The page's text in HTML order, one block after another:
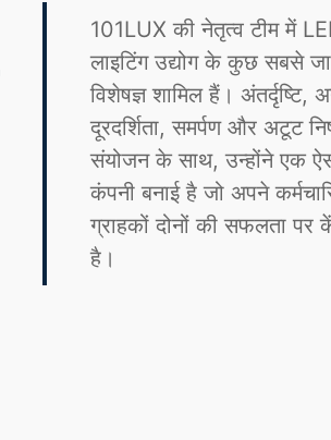
101LUX की नेतृत्व टीम में
लाइटिंग उद्योग के कुछ सबसे
विशेषज्ञ शामिल हैं। अंतर्दृष्टि,
दूरदर्शिता, समर्पण और अटूट
संयोजन के साथ, उन्होंने एक
कंपनी बनाई है जो अपने
ग्राहकों दोनों की सफलता पर
है।